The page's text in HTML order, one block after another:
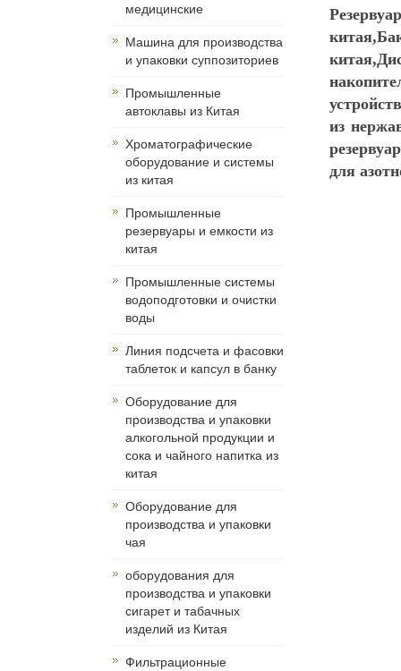
медицинские
Машина для производства
и упаковки суппозиториев
Промышленные
автоклавы из Китая
Хроматографические
оборудование и системы
из китая
Промышленные
резервуары и емкости из
китая
Промышленные системы
водоподготовки и очистки
воды
Линия подсчета и фасовки
таблеток и капсул в банку
Оборудование для
производства и упаковки
алкогольной продукции и
сока и чайного напитка из
китая
Оборудование для
производства и упаковки
чая
оборудования для
производства и упаковки
сигарет и табачных
изделий из Китая
Фильтрационные
из
для